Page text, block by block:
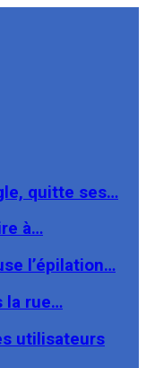
quitte ses…
à…
l’épilation…
la rue…
utilisateurs